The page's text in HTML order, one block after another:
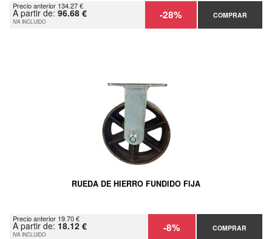
Precio anterior 134.27 €
A partir de: 96.68 €
IVA INCLUIDO -28% COMPRAR
RUEDA DE HIERRO FUNDIDO FIJA
Precio anterior 19.70 €
A partir de: 18.12 €
IVA INCLUIDO -8% COMPRAR